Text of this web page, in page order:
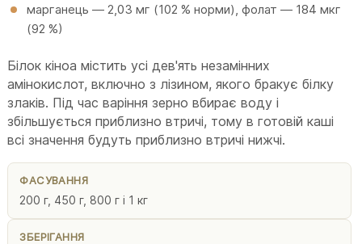
марганець — 2,03 мг (102 % норми), фолат — 184 мкг
(92 %)
Білок кіноа містить усі дев'ять незамінних
амінокислот, включно з лізином, якого бракує білку
злаків. Під час варіння зерно вбирає воду і
збільшується приблизно втричі, тому в готовій каші
всі значення будуть приблизно втричі нижчі.
ФАСУВАННЯ
200 г, 450 г, 800 г і 1 кг
ЗБЕРІГАННЯ